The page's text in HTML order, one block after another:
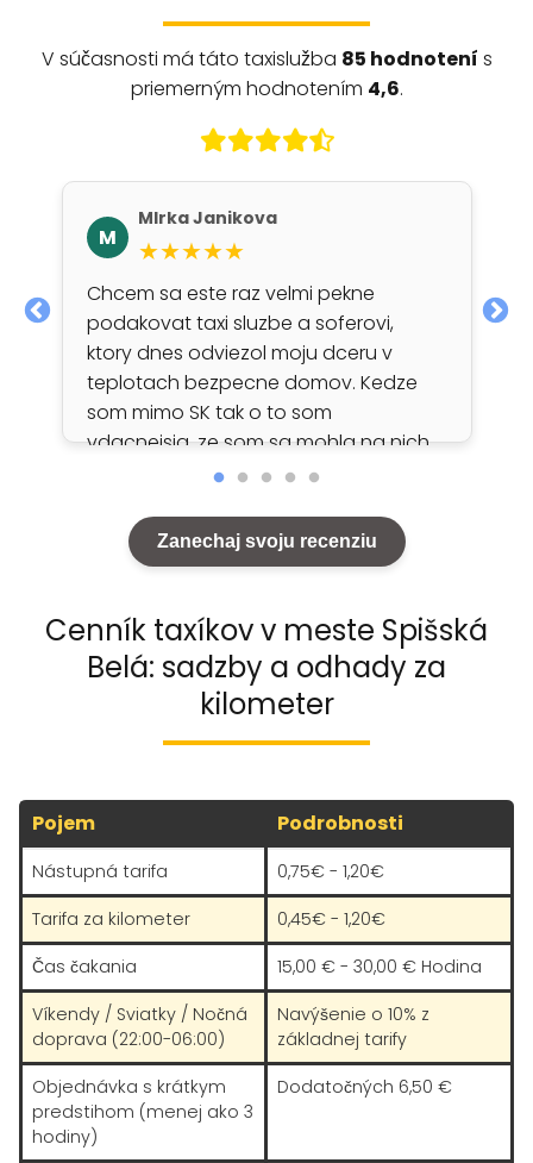
V súčasnosti má táto taxislužba 85 hodnotení s
priemerným hodnotením 4,6.
M
MIrka Janikova
★★★★★
Chcem sa este raz velmi pekne
podakovat taxi sluzbe a soferovi,
ktory dnes odviezol moju dceru v
teplotach bezpecne domov. Kedze
som mimo SK tak o to som
vdacnejsia, ze som sa mohla na nich
obratit. Sofer k dcere bol maximalne
odporučat v pripade kontaktovat.
Zanechaj svoju recenziu
Cenník taxíkov v meste Spišská
Belá: sadzby a odhady za
kilometer
Pojem Podrobnosti
Nástupná tarifa
0,75€ - 1,20€
Tarifa za kilometer
0,45€ - 1,20€
Čas čakania
15,00 € - 30,00 € Hodina
Víkendy / Sviatky / Nočná
doprava (22:00-06:00)
Navýšenie o 10% z
základnej tarify
Objednávka s krátkym
predstihom (menej ako 3
hodiny)
Dodatočných 6,50 €